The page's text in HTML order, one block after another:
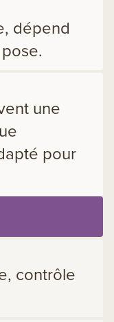
dépend
une
pour
contrôle